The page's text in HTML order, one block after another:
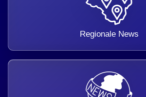
Regionale News